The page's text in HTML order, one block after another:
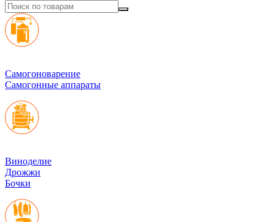
Cамогоноварение
Самогонные аппараты
Виноделие
Дрожжи
Бочки